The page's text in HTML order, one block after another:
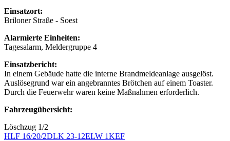
Einsatzort:
Briloner Straße - Soest
Alarmierte Einheiten:
Tagesalarm, Meldergruppe 4
Einsatzbericht:
In einem Gebäude hatte die interne Brandmeldeanlage ausgelöst.
Auslösegrund war ein angebranntes Brötchen auf einem Toaster.
Durch die Feuerwehr waren keine Maßnahmen erforderlich.
Fahrzeugübersicht:
Löschzug 1/2
HLF 16/20/2DLK 23-12ELW 1KEF